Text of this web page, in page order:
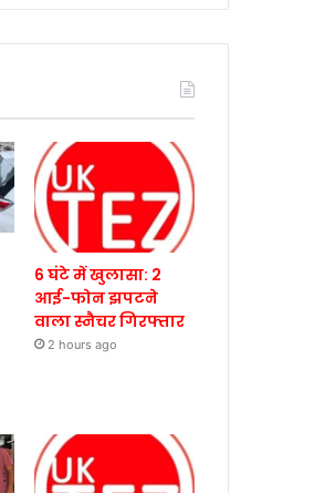
6 घंटे में खुलासा: 2
आई-फोन झपटने
वाला स्नैचर गिरफ्तार
2 hours ago